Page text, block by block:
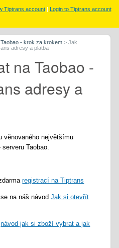
Tiptrans account| Login to Tiptrans account
Taobao - krok za krokem > Jak
adresy a platba
na Taobao -
adresy a
věnovaného největšímu
Taobao.
registrací na Tiptrans
na náš návodJak si otevřít
návod jak si zboží vybrat a jak